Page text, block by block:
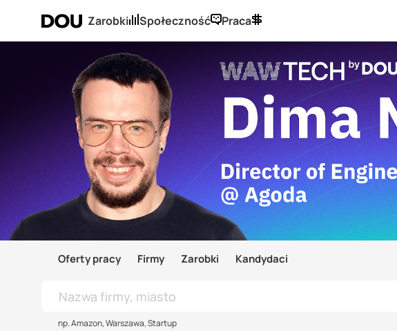
Zarobki Społeczność Praca
Oferty pracy Firmy Zarobki Kandydaci
np. Amazon, Warszawa, Startup